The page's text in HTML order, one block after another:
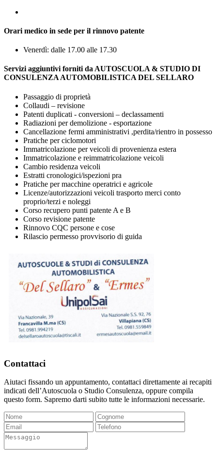
Orari medico in sede per il rinnovo patente
Venerdì: dalle 17.00 alle 17.30
Servizi aggiuntivi forniti da AUTOSCUOLA & STUDIO DI
CONSULENZA AUTOMOBILISTICA DEL SELLARO
Passaggio di proprietà
Collaudi – revisione
Patenti duplicati - conversioni – declassamenti
Radiazioni per demolizione - esportazione
Cancellazione fermi amministrativi ,perdita/rientro in possesso
Pratiche per ciclomotori
Immatricolazione per veicoli di provenienza estera
Immatricolazione e reimmatricolazione veicoli
Cambio residenza veicoli
Estratti cronologici/ispezioni pra
Pratiche per macchine operatrici e agricole
Licenze/autorizzazioni veicoli trasporto merci conto
proprio/terzi e noleggi
Corso recupero punti patente A e B
Corso revisione patente
Rinnovo CQC persone e cose
Rilascio permesso provvisorio di guida
Contattaci
Aiutaci fissando un appuntamento, contattaci direttamente ai recapiti
indicati dell’Autoscuola o Studio Consulenza, oppure compila
questo form. Sapremo darti subito tutte le informazioni necessarie.